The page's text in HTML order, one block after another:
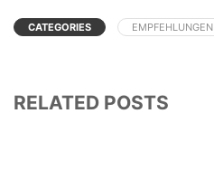
CATEGORIES EMPFEHLUNGEN
RELATED POSTS